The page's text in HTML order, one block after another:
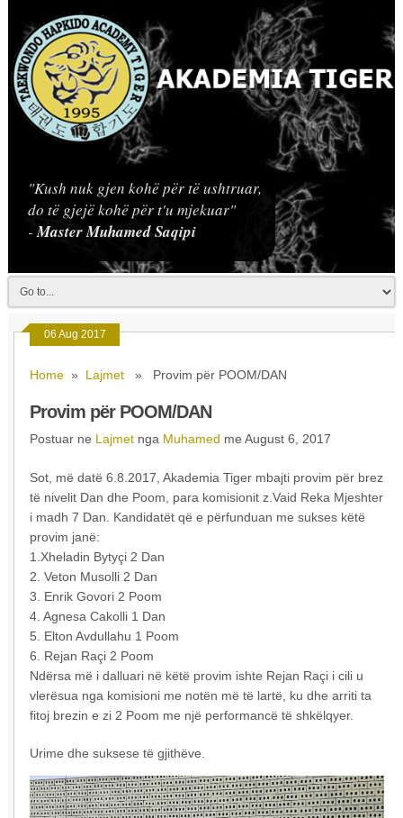
"Kush nuk gjen kohë për të ushtruar,
do të gjejë kohë për t'u mjekuar"
-Master Muhamed Saqipi
06 Aug 2017
Home » Lajmet » Provim për POOM/DAN
Provim për POOM/DAN
Postuar ne Lajmet nga Muhamed me August 6, 2017
Sot, më datë 6.8.2017, Akademia Tiger mbajti provim për brez
të nivelit Dan dhe Poom, para komisionit z.Vaid Reka Mjeshter
i madh 7 Dan. Kandidatët që e përfunduan me sukses këtë
provim janë:
1.Xheladin Bytyçi 2 Dan
2. Veton Musolli 2 Dan
3. Enrik Govori 2 Poom
4. Agnesa Cakolli 1 Dan
5. Elton Avdullahu 1 Poom
6. Rejan Raçi 2 Poom
Ndërsa më i dalluari në këtë provim ishte Rejan Raçi i cili u
vlerësua nga komisioni me notën më të lartë, ku dhe arriti ta
fitoj brezin e zi 2 Poom me një performancë të shkëlqyer.
Urime dhe suksese të gjithëve.